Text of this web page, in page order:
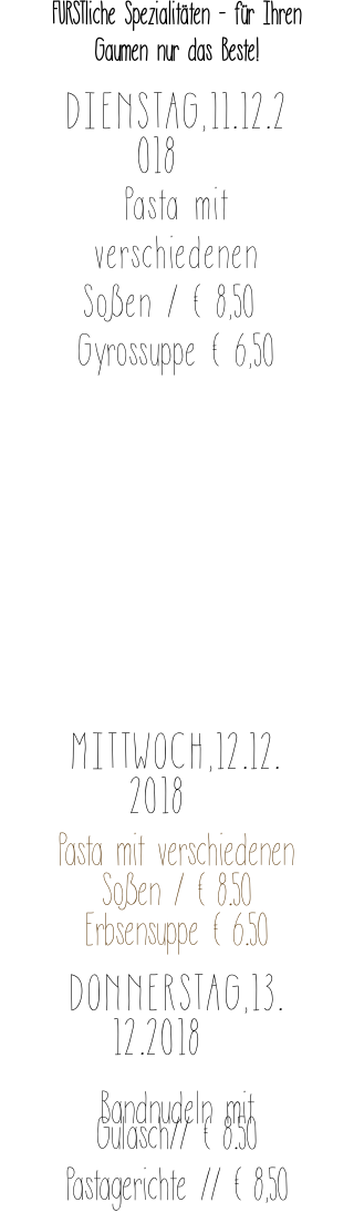
FÜRSTliche Spezialitäten – für Ihren
Gaumen nur das Beste!
Pasta mit verschiedenen
Soßen / € 8.50
Erbsensuppe € 6.50
MITTWOCH, 12.12.
2018
DIENSTAG, 11.12.2
018
Pasta mit
verschiedenen
Soßen / € 8,50
Gyrossuppe € 6,50
DONNERSTAG, 13.
12.2018
Bandnudeln mit
Gulasch// € 8.50
Pastagerichte // € 8,50